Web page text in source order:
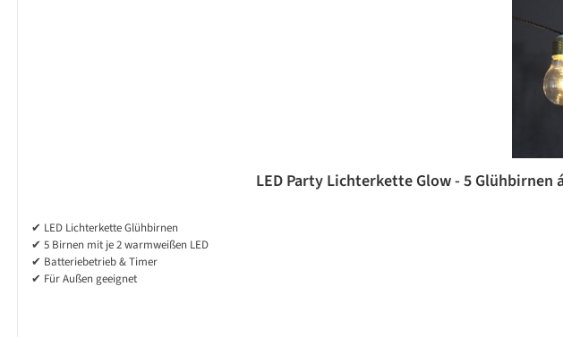
LED Party Lichterkette Glow - 5 Glühbirnen
✔ LED Lichterkette Glühbirnen
✔ 5 Birnen mit je 2 warmweißen LED
✔ Batteriebetrieb & Timer
✔ Für Außen geeignet